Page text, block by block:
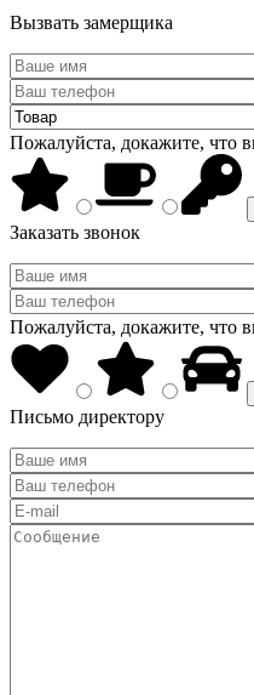
Вызвать замерщика
Пожалуйста, докажите, что
Заказать звонок
Пожалуйста, докажите, что
Письмо директору